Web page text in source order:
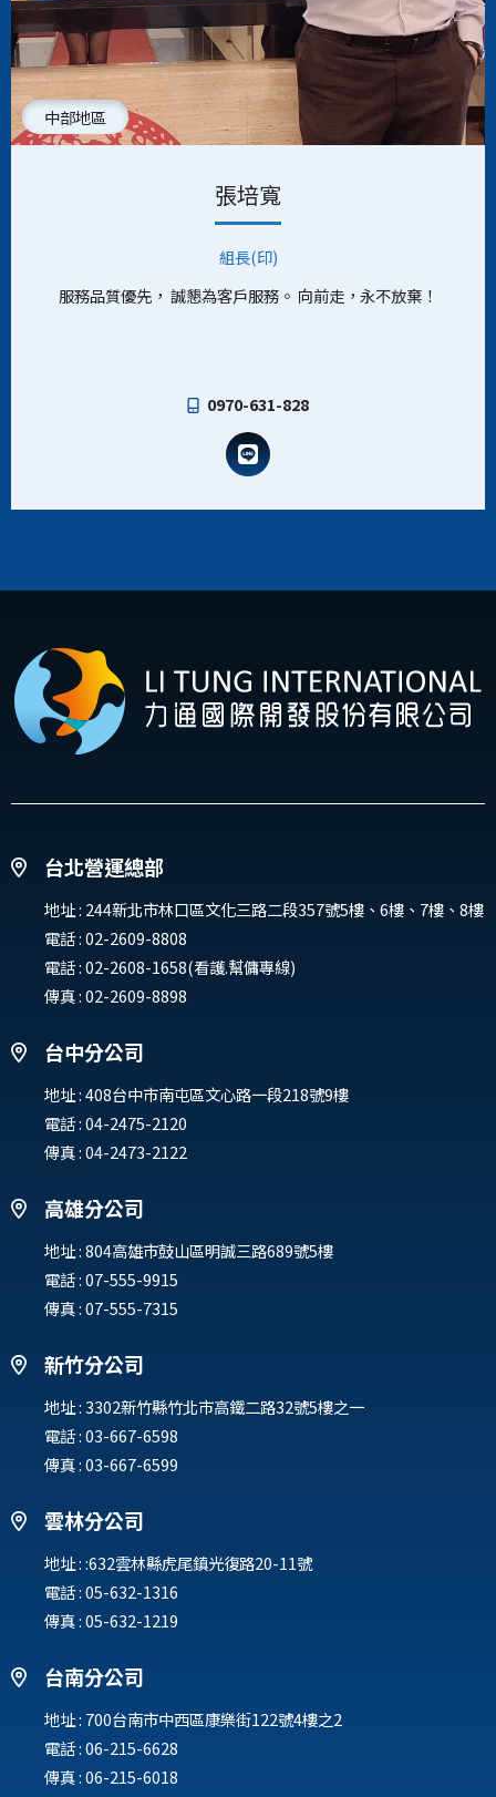
中部地區
張培寬
組長(印)
服務品質優先， 誠懇為客戶服務。 向前走，永不放棄！
0970-631-828
台北營運總部
地址 : 244新北市林口區文化三路二段357號5樓、6樓、7樓、8樓
電話 :02-2609-8808
電話 :02-2608-1658(看護.幫傭專線)
傳真 : 02-2609-8898
台中分公司
地址 :408台中市南屯區文心路一段218號9樓
電話 :04-2475-2120
傳真 : 04-2473-2122
高雄分公司
地址 :804高雄市鼓山區明誠三路689號5樓
電話 :07-555-9915
傳真 : 07-555-7315
新竹分公司
地址 :3302新竹縣竹北市高鐵二路32號5樓之一
電話 :03-667-6598
傳真 : 03-667-6599
雲林分公司
地址 ::632雲林縣虎尾鎮光復路20-11號
電話 :05-632-1316
傳真 : 05-632-1219
台南分公司
地址 : 700台南市中西區康樂街122號4樓之2
電話 :06-215-6628
傳真 : 06-215-6018